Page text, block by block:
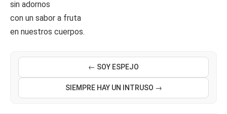
sin adornos
con un sabor a fruta
en nuestros cuerpos.
← SOY ESPEJO
SIEMPRE HAY UN INTRUSO →